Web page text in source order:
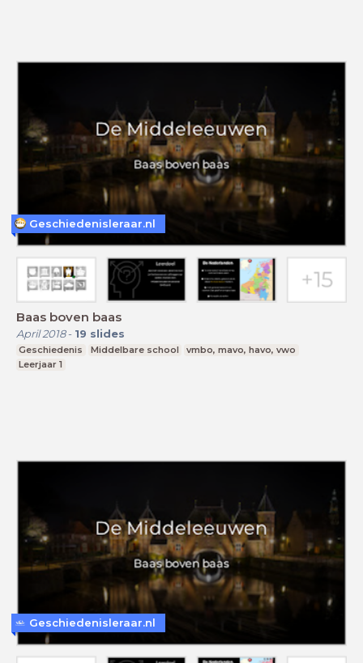
Baas boven baas
April 2018- 19 slides
Geschiedenis Middelbare school
vmbo, mavo, havo, vwo
Leerjaar 1
Geschiedenisleraar.nl
Geschiedenisleraar.nl